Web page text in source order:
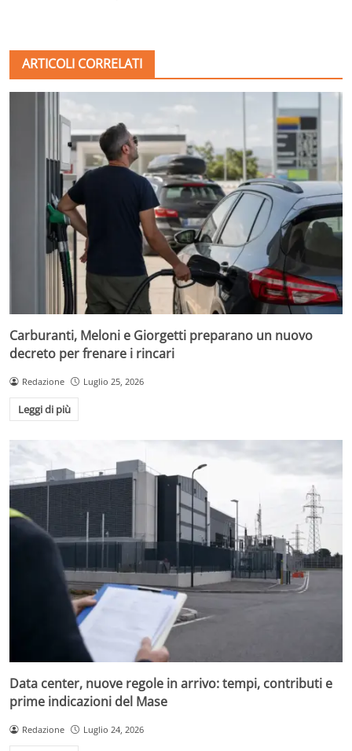
ARTICOLI CORRELATI
Carburanti, Meloni e Giorgetti preparano un nuovo
decreto per frenare i rincari
Redazione Luglio 25, 2026
Leggi di più
Data center, nuove regole in arrivo: tempi, contributi e
prime indicazioni del Mase
Redazione Luglio 24, 2026